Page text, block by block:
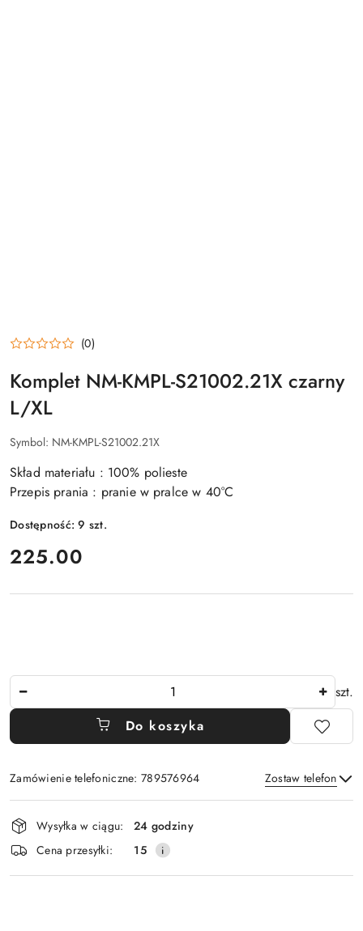
(0)
Komplet NM-KMPL-S21002.21X czarny
L/XL
Symbol: NM-KMPL-S21002.21X
Skład materiału : 100% polieste
Przepis prania : pranie w pralce w 40°C
Dostępność:9 szt.
cena:
225.00
szt.
Do koszyka
Zamówienie telefoniczne: 789576964 Zostaw telefon
Wyślij
Dostępność
i
dostawa
Wysyłka w ciągu:
24 godziny
Cena przesyłki:
15